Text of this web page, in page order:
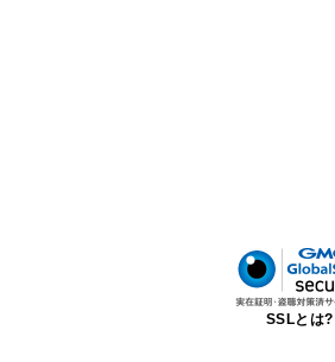
SSLとは?